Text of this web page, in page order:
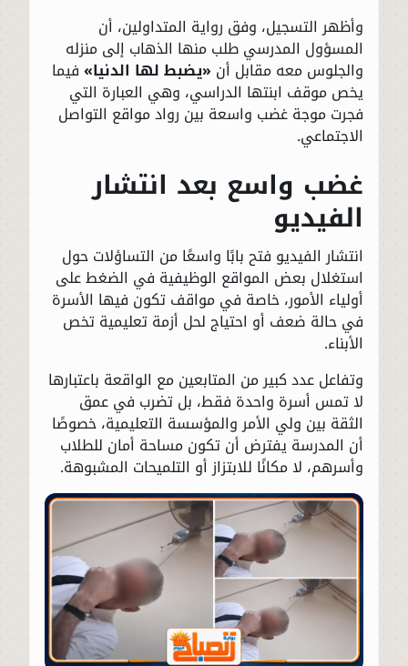
وأظهر التسجيل، وفق رواية المتداولين، أن
المسؤول المدرسي طلب منها الذهاب إلى منزله
والجلوس معه مقابل أن «يضبط لها الدنيا»فيما
يخص موقف ابنتها الدراسي، وهي العبارة التي
فجرت موجة غضب واسعة بين رواد مواقع التواصل
الاجتماعي.
غضب واسع بعد انتشار
الفيديو
انتشار الفيديو فتح بابًا واسعًا من التساؤلات حول
استغلال بعض المواقع الوظيفية في الضغط على
أولياء الأمور، خاصة في مواقف تكون فيها الأسرة
في حالة ضعف أو احتياج لحل أزمة تعليمية تخص
الأبناء.
وتفاعل عدد كبير من المتابعين مع الواقعة باعتبارها
لا تمس أسرة واحدة فقط، بل تضرب في عمق
الثقة بين ولي الأمر والمؤسسة التعليمية، خصوصًا
أن المدرسة يفترض أن تكون مساحة أمان للطلاب
وأسرهم، لا مكانًا للابتزاز أو التلميحات المشبوهة.